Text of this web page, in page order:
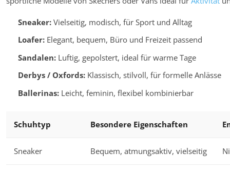
Sneaker:Vielseitig, modisch, für Sport und Alltag
Loafer:Elegant, bequem, Büro und Freizeit passend
Sandalen:Luftig, gepolstert, ideal für warme Tage
Derbys / Oxfords:Klassisch, stilvoll, für formelle Anlässe
Ballerinas:Leicht, feminin, flexibel kombinierbar
Schuhtyp Besondere Eigenschaften
Sneaker Bequem, atmungsaktiv, vielseitig